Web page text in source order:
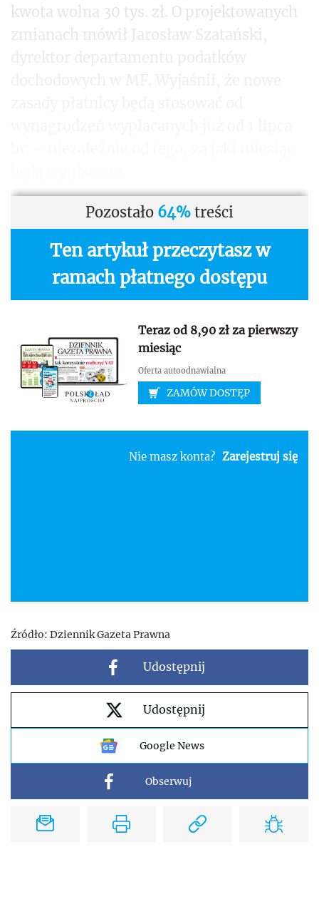
kwota wolna 30 tys. zł. O projektowanych
Pozostało 64% treści
Ten artykuł przeczytasz w
ramach płatnego dostępu
Teraz od 8,90 zł za pierwszy
miesiąc
Oferta autoodnawialna
ZAMÓW DOSTĘP
Nie masz konta? Zarejestruj się
Źródło: Dziennik Gazeta Prawna
Udostępnij
Udostępnij
Google News
Obserwuj